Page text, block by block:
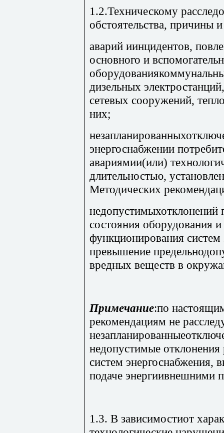
1.2.Техническому
обстоятельства, причины
аварий иинцидентов,
основного и
дизельных
сетевых сооружений,
них;
энергоснабжении
авариямии(или)
длительностью,
Методических
недопустимыхотклонений
состояния оборудования
функционирования систем
превышение
вредных веществ в
Примечание:по
рекомендациям не
недопустимые
систем энергоснабжения,
подаче энергиивнешними
1.3. В зависимостиот